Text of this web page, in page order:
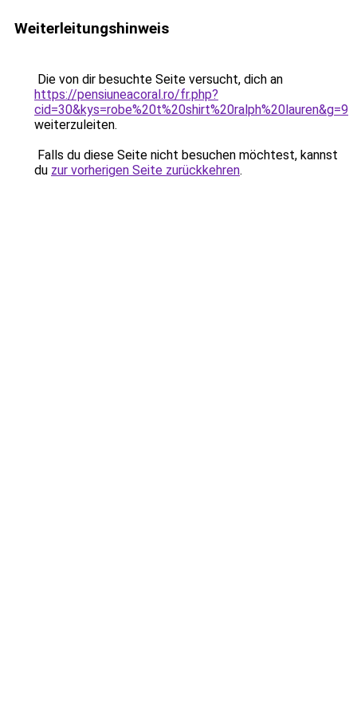
Weiterleitungshinweis
Die von dir besuchte Seite versucht, dich an
https://pensiuneacoral.ro/fr.php?
cid=30&kys=robe%20t%20shirt%20ralph%20lauren&g=9
weiterzuleiten.
Falls du diese Seite nicht besuchen möchtest, kannst
du zur vorherigen Seite zurückkehren.